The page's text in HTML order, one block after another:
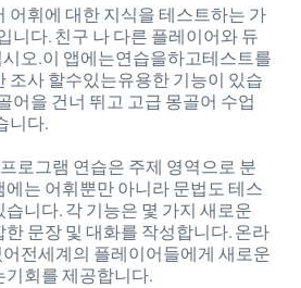
어휘에 대한 지식을 테스트하는 가
니다. 친구 나 다른 플레이어와 듀
오.이 앱에는연습을하고테스트를
조사 할수있는유용한 기능이 있습
어을 건너 뛰고 고급 몽골어 수업
니다.
로그램 연습은 주제 영역으로 분
는 어휘뿐만 아니라 문법도 테스
니다. 각 기능은 몇 가지 새로운
문장 및 대화를 작성합니다. 온라
전세계의 플레이어들에게 새로운
기회를 제공합니다.